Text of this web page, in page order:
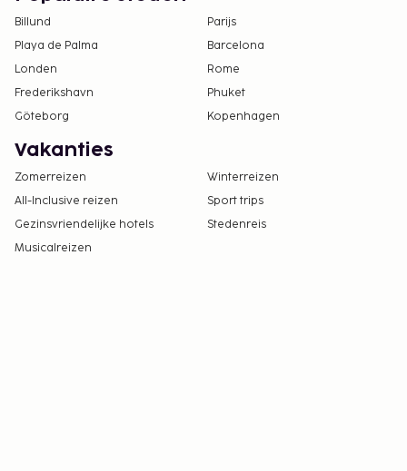
Billund
Parijs
Playa de Palma
Barcelona
Londen
Rome
Frederikshavn
Phuket
Göteborg
Kopenhagen
Vakanties
Zomerreizen
Winterreizen
All-Inclusive reizen
Sport trips
Gezinsvriendelijke hotels
Stedenreis
Musicalreizen